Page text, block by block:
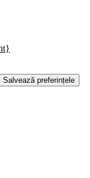
Salvează preferințele